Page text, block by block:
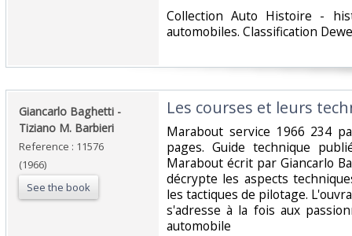
‎Collection Auto Histoire -
automobiles. Classification
‎Giancarlo Baghetti -
Tiziano M. Barbieri‎
Reference : 11576
(1966)
See the book
‎Les courses et leurs
‎Marabout service 1966 234
pages. Guide technique
Marabout écrit par Giancarlo
décrypte les aspects
les tactiques de pilotage.
s'adresse à la fois aux
automobile‎